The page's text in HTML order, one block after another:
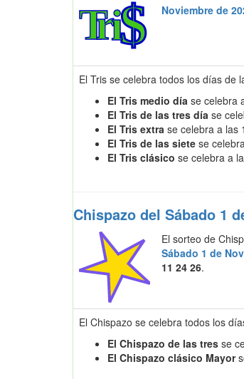
Noviembre de
El Tris se celebra todos los días de
El Tris medio día se celebra
El Tris de las tres día se
El Tris extra se celebra a las
El Tris de las siete se
El Tris clásico se celebra a
Chispazo del Sábado 1
El sorteo de
Sábado 1 de
11 24 26.
El Chispazo se celebra todos los
El Chispazo de las tres se
El Chispazo clásico Mayor